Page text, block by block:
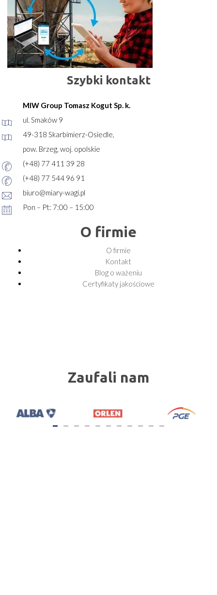
Szybki kontakt
MIW Group Tomasz Kogut Sp. k.
ul. Smaków 9
49-318 Skarbimierz-Osiedle,
pow. Brzeg, woj. opolskie
(+48) 77 411 39 28
(+48) 77 544 96 91
biuro@miary-wagi.pl
Pon – Pt: 7:00 – 15:00
O firmie
O firmie
Kontakt
Blog o ważeniu
Certyfikaty jakościowe
Zaufali nam